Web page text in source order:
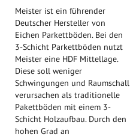
Meister ist ein führender
Deutscher Hersteller von
Eichen Parkettböden. Bei den
3-Schicht Parkettböden nutzt
Meister eine HDF Mittellage.
Diese soll weniger
Schwingungen und Raumschall
verursachen als traditionelle
Pakettböden mit einem 3-
Schicht Holzaufbau. Durch den
hohen Grad an